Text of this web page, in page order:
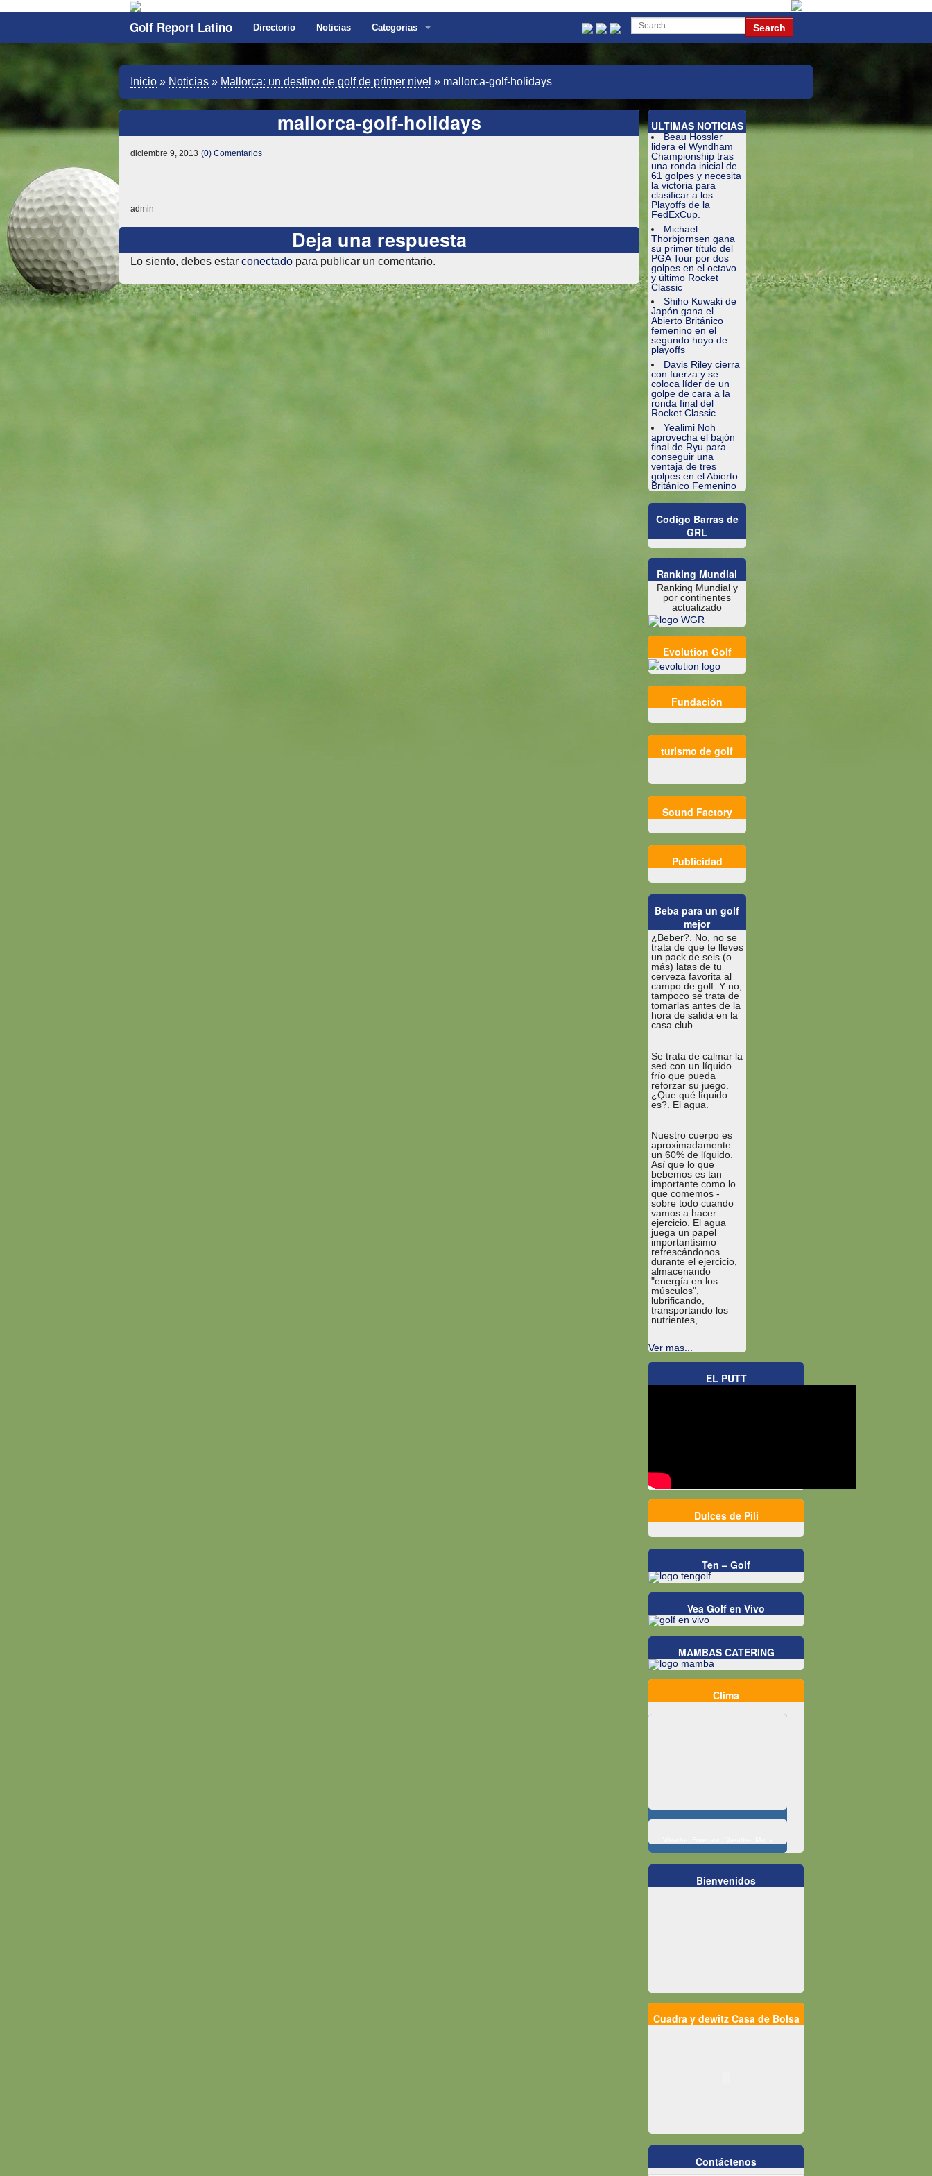
Golf Report Latino Directorio Noticias Categorias
Inicio » Noticias » Mallorca: un destino de golf de primer nivel » mallorca-golf-holidays
mallorca-golf-holidays
diciembre 9, 2013 (0) Comentarios
admin
Deja una respuesta
Lo siento, debes estar conectado para publicar un comentario.
ULTIMAS NOTICIAS
Beau Hossler
lidera el Wyndham
Championship tras
una ronda inicial de
61 golpes y necesita
la victoria para
clasificar a los
Playoffs de la
FedExCup.
Michael
Thorbjornsen gana
su primer título del
PGA Tour por dos
golpes en el octavo
y último Rocket
Classic
Shiho Kuwaki de
Japón gana el
Abierto Británico
femenino en el
segundo hoyo de
playoffs
Davis Riley cierra
con fuerza y ​​se
coloca líder de un
golpe de cara a la
ronda final del
Rocket Classic
Yealimi Noh
aprovecha el bajón
final de Ryu para
conseguir una
ventaja de tres
golpes en el Abierto
Británico Femenino
Codigo Barras de
GRL
Ranking Mundial
Ranking Mundial y
por continentes
actualizado
Evolution Golf
Fundación
turismo de golf
Sound Factory
Publicidad
Beba para un golf
mejor
¿Beber?. No, no se
trata de que te lleves
un pack de seis (o
más) latas de tu
cerveza favorita al
campo de golf. Y no,
tampoco se trata de
tomarlas antes de la
hora de salida en la
casa club.
Se trata de calmar la
sed con un líquido
frío que pueda
reforzar su juego.
¿Que qué líquido
es?. El agua.
Nuestro cuerpo es
aproximadamente
un 60% de líquido.
Así que lo que
bebemos es tan
importante como lo
que comemos -
sobre todo cuando
vamos a hacer
ejercicio. El agua
juega un papel
importantísimo
refrescándonos
durante el ejercicio,
almacenando
"energía en los
músculos",
lubrificando,
transportando los
nutrientes, ...
Ver mas...
EL PUTT
Dulces de Pili
Ten – Golf
Vea Golf en Vivo
MAMBAS CATERING
Clima
Bienvenidos
Cuadra y dewitz Casa de Bolsa
Contáctenos